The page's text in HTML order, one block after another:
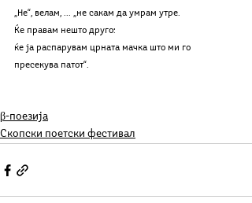
„Не“, велам, ... „не сакам да умрам утре.
Ќе правам нешто друго:
ќе ја распарувам црната мачка што ми го
пресекува патот“.
β-поезија
Скопски поетски фестивал